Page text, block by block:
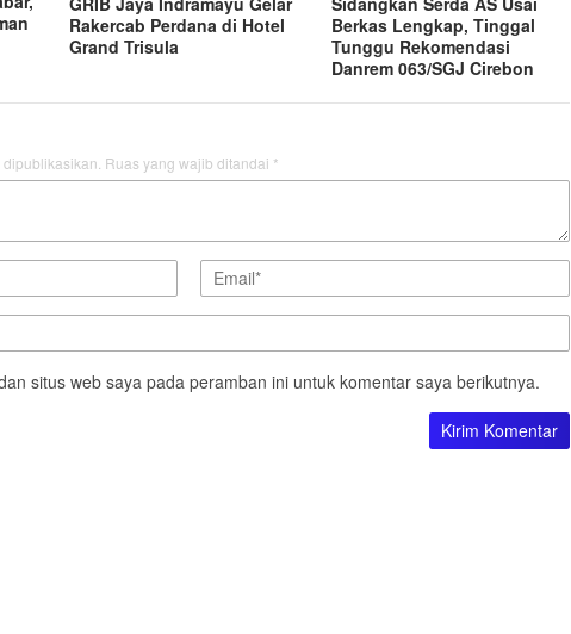
Rakercab Perdana di Hotel
Grand Trisula
Berkas Lengkap, Tinggal
Tunggu Rekomendasi
Danrem 063/SGJ Cirebon
Ruas yang wajib ditandai *
situs web saya pada peramban ini untuk komentar saya berikutnya.